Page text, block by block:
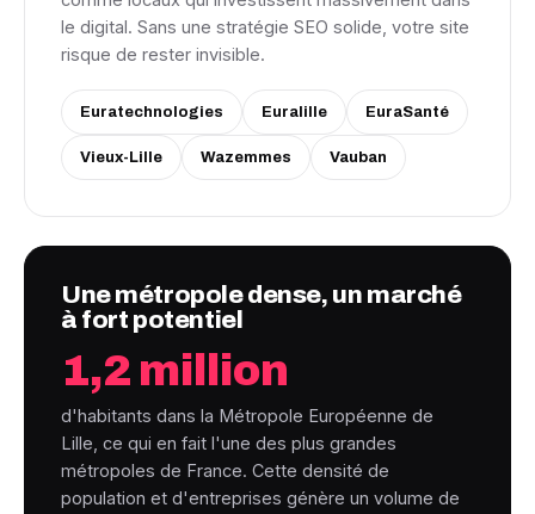
le digital. Sans une stratégie SEO solide, votre site
risque de rester invisible.
Euratechnologies Euralille EuraSanté
Vieux-Lille Wazemmes Vauban
Une métropole dense, un marché
à fort potentiel
1,2 million
d'habitants dans la Métropole Européenne de
Lille, ce qui en fait l'une des plus grandes
métropoles de France. Cette densité de
population et d'entreprises génère un volume de